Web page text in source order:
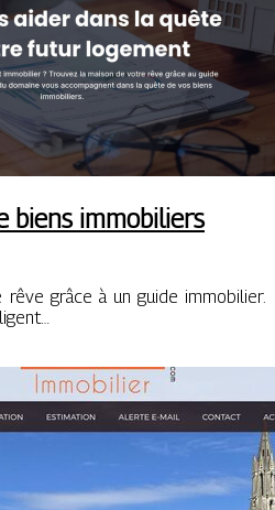
biens immobiliers
grâce à un guide immobilier.